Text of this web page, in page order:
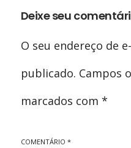
Deixe seu
O seu endereço de
publicado. Campos
marcados com *
COMENTÁRIO *